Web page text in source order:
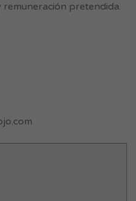
pretendida.